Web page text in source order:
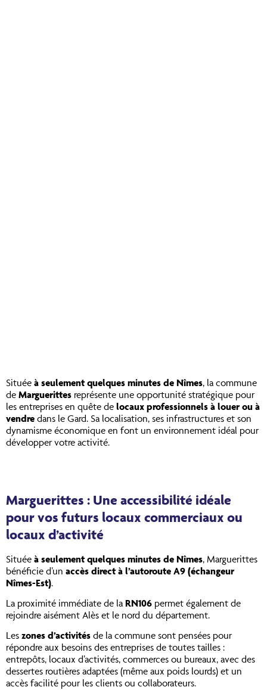
Située à seulement quelques minutes de Nîmes, la commune
de Marguerittes représente une opportunité stratégique pour
les entreprises en quête de locaux professionnels à louer ou à
vendre dans le Gard. Sa localisation, ses infrastructures et son
dynamisme économique en font un environnement idéal pour
développer votre activité.
Marguerittes : Une accessibilité idéale
pour vos futurs locaux commerciaux ou
locaux d’activité
Située à seulement quelques minutes de Nîmes, Marguerittes
bénéficie d’un accès direct à l’autoroute A9 (échangeur
Nîmes-Est).
La proximité immédiate de la RN106 permet également de
rejoindre aisément Alès et le nord du département.
Les zones d’activités de la commune sont pensées pour
répondre aux besoins des entreprises de toutes tailles :
entrepôts, locaux d’activités, commerces ou bureaux, avec des
dessertes routières adaptées (même aux poids lourds) et un
accès facilité pour les clients ou collaborateurs.